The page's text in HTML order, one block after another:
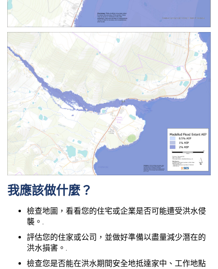
我應該做什麼？
檢查地圖，看看您的住宅或企業是否可能遭受洪水侵
襲。.
評估您的住家或公司，並做好準備以盡量減少潛在的
洪水損害。.
檢查您是否能在洪水期間安全地抵達家中、工作地點